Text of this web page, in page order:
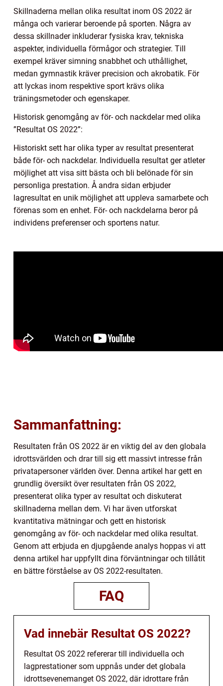
Skillnaderna mellan olika resultat inom OS 2022 är
många och varierar beroende på sporten. Några av
dessa skillnader inkluderar fysiska krav, tekniska
aspekter, individuella förmågor och strategier. Till
exempel kräver simning snabbhet och uthållighet,
medan gymnastik kräver precision och akrobatik. För
att lyckas inom respektive sport krävs olika
träningsmetoder och egenskaper.
Historisk genomgång av för- och nackdelar med olika
”Resultat OS 2022”:
Historiskt sett har olika typer av resultat presenterat
både för- och nackdelar. Individuella resultat ger atleter
möjlighet att visa sitt bästa och bli belönade för sin
personliga prestation. Å andra sidan erbjuder
lagresultat en unik möjlighet att uppleva samarbete och
förenas som en enhet. För- och nackdelarna beror på
individens preferenser och sportens natur.
Sammanfattning:
Resultaten från OS 2022 är en viktig del av den globala
idrottsvärlden och drar till sig ett massivt intresse från
privatapersoner världen över. Denna artikel har gett en
grundlig översikt över resultaten från OS 2022,
presenterat olika typer av resultat och diskuterat
skillnaderna mellan dem. Vi har även utforskat
kvantitativa mätningar och gett en historisk
genomgång av för- och nackdelar med olika resultat.
Genom att erbjuda en djupgående analys hoppas vi att
denna artikel har uppfyllt dina förväntningar och tillåtit
en bättre förståelse av OS 2022-resultaten.
FAQ
Vad innebär Resultat OS 2022?
Resultat OS 2022 refererar till individuella och
lagprestationer som uppnås under det globala
idrottsevenemanget OS 2022, där idrottare från